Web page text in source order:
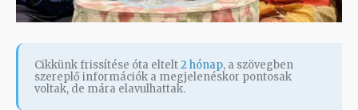
Cikkünk frissítése óta eltelt2 hónap, a szövegben
szereplő információk a megjelenéskor pontosak
voltak, de mára elavulhattak.